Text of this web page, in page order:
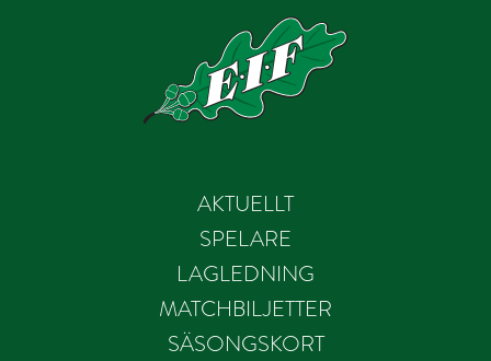
AKTUELLT
SPELARE
LAGLEDNING
MATCHBILJETTER
SÄSONGSKORT